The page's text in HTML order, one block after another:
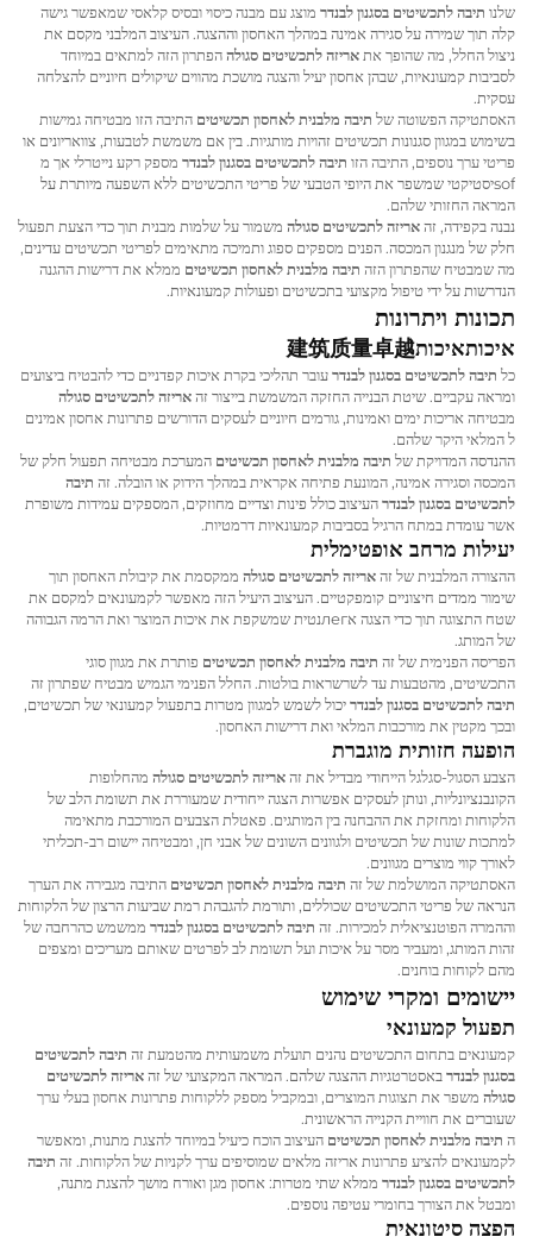
שלנו תיבה לתכשיטים בסגנון לבנדר מוצג עם מבנה כיסוי ובסיס קלאסי שמאפשר גישה
קלה תוך שמירה על סגירה אמינה במהלך האחסון וההצגה. העיצוב המלבני מקסם את
ניצול החלל, מה שהופך את אריזה לתכשיטים סגולההפתרון הזה למתאים במיוחד
לסביבות קמעונאיות, שבהן אחסון יעיל והצגה מושכת מהווים שיקולים חיוניים להצלחה
עסקית.
האסתטיקה הפשוטה של תיבה מלבנית לאחסון תכשיטים התיבה הזו מבטיחה גמישות
בשימוש במגוון סגנונות תכשיטים זהויות מותגיות. בין אם משמשת לטבעות, צוואריונים או
פריטי ערך נוספים, התיבה הזו תיבה לתכשיטים בסגנון לבנדר מספק רקע נייטרלי אך מ
sofיסטיקטי שמשפר את היופי הטבעי של פריטי התכשיטים ללא השפעה מיותרת על
המראה החזותי שלהם.
נבנה בקפידה, זהאריזה לתכשיטים סגולה משמור על שלמות מבנית תוך כדי הצעת תפעול
חלק של מנגנון המכסה. הפנים מספקים ספוג ותמיכה מתאימים לפריטי תכשיטים עדינים,
מה שמבטיח שהפתרון הזה תיבה מלבנית לאחסון תכשיטים ממלא את דרישות ההגנה
הנדרשות על ידי טיפול מקצועי בתכשיטים ופעולות קמעונאיות.
תכונות ויתרונות
איכותאיכות建筑质量卓越
כל תיבה לתכשיטים בסגנון לבנדרעובר תהליכי בקרת איכות קפדניים כדי להבטיח ביצועים
ומראה עקביים. שיטת הבנייה החזקה המשמשת בייצור זהאריזה לתכשיטים סגולה
מבטיחה אריכות ימים ואמינות, גורמים חיוניים לעסקים הדורשים פתרונות אחסון אמינים
ל המלאי היקר שלהם.
ההנדסה המדויקת של תיבה מלבנית לאחסון תכשיטים המערכת מבטיחה תפעול חלק של
המכסה וסגירה אמינה, המונעת פתיחה אקראית במהלך הידוק או הובלה. זה תיבה
לתכשיטים בסגנון לבנדרהעיצוב כולל פינות וצדיים מחוזקים, המספקים עמידות משופרת
אשר עומדת במתח הרגיל בסביבות קמעונאיות דרמטיות.
יעילות מרחב אופטימלית
ההצורה המלבנית של זהאריזה לתכשיטים סגולה ממקסמת את קיבולת האחסון תוך
שימור ממדים חיצוניים קומפקטיים. העיצוב היעיל הזה מאפשר לקמעונאים למקסם את
שטח התצוגה תוך כדי הצגה אлегנטית שמשקפת את איכות המוצר ואת הרמה הגבוהה
של המותג.
הפריסה הפנימית של זה תיבה מלבנית לאחסון תכשיטים פותרת את מגוון סוגי
התכשיטים, מהטבעות עד לשרשראות בולטות. החלל הפנימי הגמיש מבטיח שפתרון זה
תיבה לתכשיטים בסגנון לבנדריכול לשמש למגוון מטרות בתפעול קמעונאי של תכשיטים,
ובכך מקטין את מורכבות המלאי ואת דרישות האחסון.
הופעה חזותית מוגברת
הצבע הסגול-סגלגל הייחודי מבדיל את זהאריזה לתכשיטים סגולה מהחלופות
הקונבנציונליות, ונותן לעסקים אפשרות הצגה ייחודית שמעוררת את תשומת הלב של
הלקוחות ומחזקת את ההבחנה בין המותגים. פאטלת הצבעים המורכבת מתאימה
למתכות שונות של תכשיטים ולגוונים השונים של אבני חן, ומבטיחה יישום רב-תכליתי
לאורך קווי מוצרים מגוונים.
האסתטיקה המושלמת של זה תיבה מלבנית לאחסון תכשיטים התיבה מגבירה את הערך
הנראה של פריטי התכשיטים שכוללים, ותורמת להגבהת רמת שביעות הרצון של הלקוחות
וההמרה הפוטנציאלית למכירות. זה תיבה לתכשיטים בסגנון לבנדר ממשמש כהרחבה של
זהות המותג, ומעביר מסר על איכות ועל תשומת לב לפרטים שאותם מעריכים ומצפים
מהם לקוחות בוחנים.
יישומים ומקרי שימוש
תפעול קמעונאי
קמעונאים בתחום התכשיטים נהנים תועלת משמעותית מהטמעת זה תיבה לתכשיטים
בסגנון לבנדרבאסטרטגיות ההצגה שלהם. המראה המקצועי של זהאריזה לתכשיטים
סגולה משפר את תצוגות המוצרים, ובמקביל מספק ללקוחות פתרונות אחסון בעלי ערך
שעוברים את חוויית הקנייה הראשונית.
ה תיבה מלבנית לאחסון תכשיטים העיצוב הוכח כיעיל במיוחד להצגת מתנות, ומאפשר
לקמעונאים להציע פתרונות אריזה מלאים שמוסיפים ערך לקניות של הלקוחות. זה תיבה
לתכשיטים בסגנון לבנדר ממלא שתי מטרות: אחסון מגן ואורח מושך להצגת מתנה,
ומבטל את הצורך בחומרי עטיפה נוספים.
הפצה סיטונאית